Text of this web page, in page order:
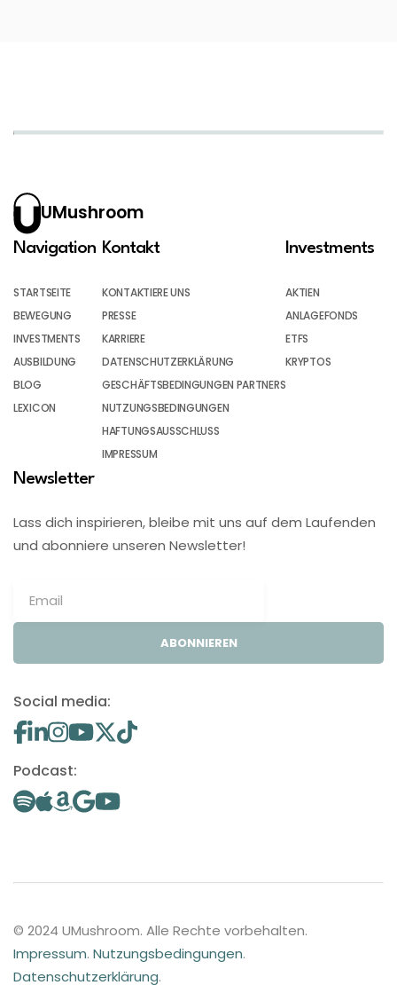
UMushroom
Navigation
STARTSEITE
BEWEGUNG
INVESTMENTS
AUSBILDUNG
BLOG
LEXICON
Kontakt
KONTAKTIERE UNS
PRESSE
KARRIERE
DATENSCHUTZERKLÄRUNG
GESCHÄFTSBEDINGUNGEN PARTNERS
NUTZUNGSBEDINGUNGEN
HAFTUNGSAUSSCHLUSS
IMPRESSUM
Investments
AKTIEN
ANLAGEFONDS
ETFS
KRYPTOS
Newsletter
Lass dich inspirieren, bleibe mit uns auf dem Laufenden
und abonniere unseren Newsletter!
ABONNIEREN
Social media:
Podcast:
© 2024 UMushroom. Alle Rechte vorbehalten.
Impressum. Nutzungsbedingungen.
Datenschutzerklärung.